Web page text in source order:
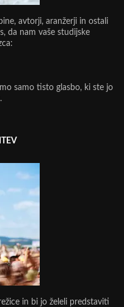
avtorji, aranžerji in ostali
da nam vaše studijske
samo tisto glasbo, ki ste jo
in bi jo želeli predstaviti